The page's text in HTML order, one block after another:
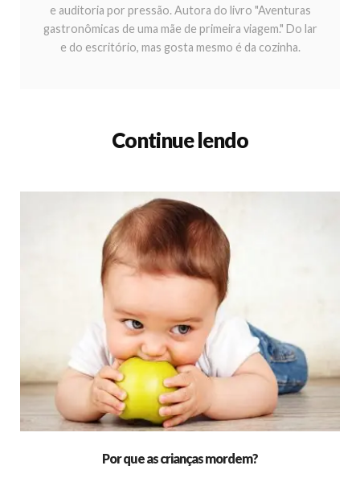
e auditoria por pressão. Autora do livro "Aventuras
gastronômicas de uma mãe de primeira viagem." Do lar
e do escritório, mas gosta mesmo é da cozinha.
Continue lendo
Por que as crianças mordem?